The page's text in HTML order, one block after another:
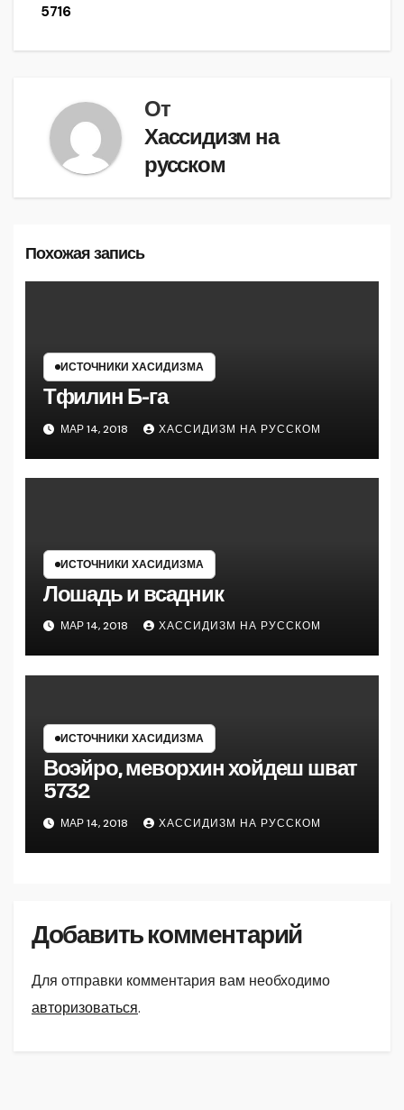
5716
От
Хассидизм на
русском
Похожая запись
ИСТОЧНИКИ ХАСИДИЗМА
Тфилин Б-га
МАР 14, 2018 ХАССИДИЗМ НА РУССКОМ
ИСТОЧНИКИ ХАСИДИЗМА
Лошадь и всадник
МАР 14, 2018 ХАССИДИЗМ НА РУССКОМ
ИСТОЧНИКИ ХАСИДИЗМА
Воэйро, меворхин хойдеш шват
5732
МАР 14, 2018 ХАССИДИЗМ НА РУССКОМ
Добавить комментарий
Для отправки комментария вам необходимо
авторизоваться.